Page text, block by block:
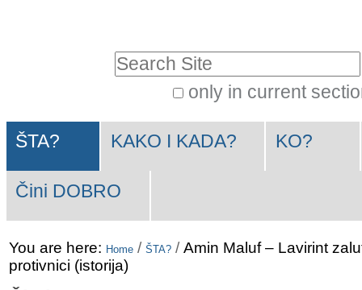
Skip
to
navigation
only in current
Search…
Navigation
ŠTA? KAKO I KADA? KO?
Čini DOBRO
You are here: Home / ŠTA? / Amin Maluf – Lavirint
protivnici (istorija)